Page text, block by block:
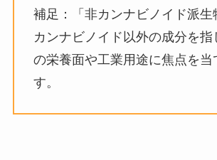
補足：「非カンナビノイド派生
カンナビノイド以外の成分を指
の栄養面や工業用途に焦点を当
す。